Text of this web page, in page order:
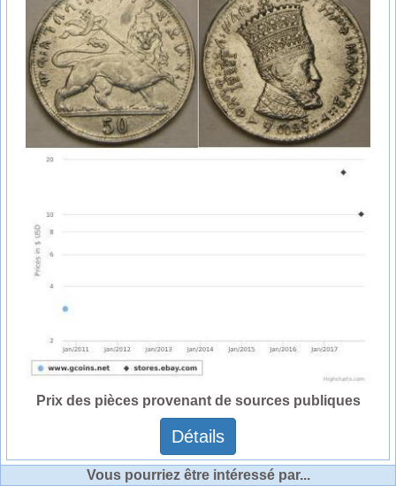
Prix des pièces provenant de sources publiques
Détails
Vous pourriez être intéressé par...